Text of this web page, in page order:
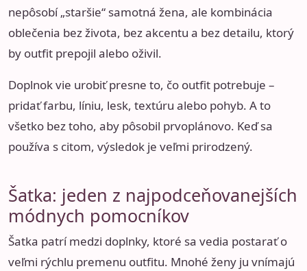
nepôsobí „staršie“ samotná žena, ale kombinácia
oblečenia bez života, bez akcentu a bez detailu, ktorý
by outfit prepojil alebo oživil.
Doplnok vie urobiť presne to, čo outfit potrebuje –
pridať farbu, líniu, lesk, textúru alebo pohyb. A to
všetko bez toho, aby pôsobil prvoplánovo. Keď sa
používa s citom, výsledok je veľmi prirodzený.
Šatka: jeden z najpodceňovanejších
módnych pomocníkov
Šatka patrí medzi doplnky, ktoré sa vedia postarať o
veľmi rýchlu premenu outfitu. Mnohé ženy ju vnímajú